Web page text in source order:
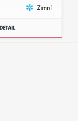
Zimní
DETAIL